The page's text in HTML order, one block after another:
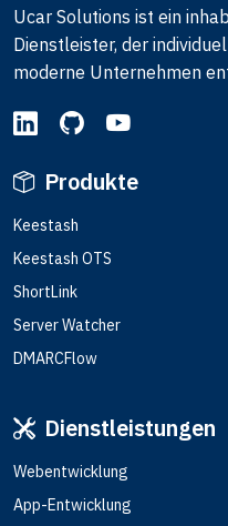
Ucar Solutions ist ein
Dienstleister, der
moderne Unternehmen
Produkte
Keestash
Keestash OTS
ShortLink
Server Watcher
DMARCFlow
Dienstleistungen
Webentwicklung
App-Entwicklung